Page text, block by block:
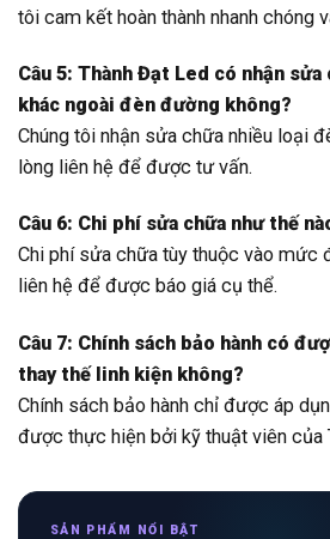
tôi cam kết hoàn thành nhanh chóng
Câu 5: Thành Đạt Led có nhận
khác ngoài đèn đường không?
Chúng tôi nhận sửa chữa nhiều loại
lòng liên hệ để được tư vấn.
Câu 6: Chi phí sửa chữa như thế
Chi phí sửa chữa tùy thuộc vào mức
liên hệ để được báo giá cụ thể.
Câu 7: Chính sách bảo hành có
thay thế linh kiện không?
Chính sách bảo hành chỉ được áp
được thực hiện bởi kỹ thuật viên của
SẢN PHẨM NỔI BẬT